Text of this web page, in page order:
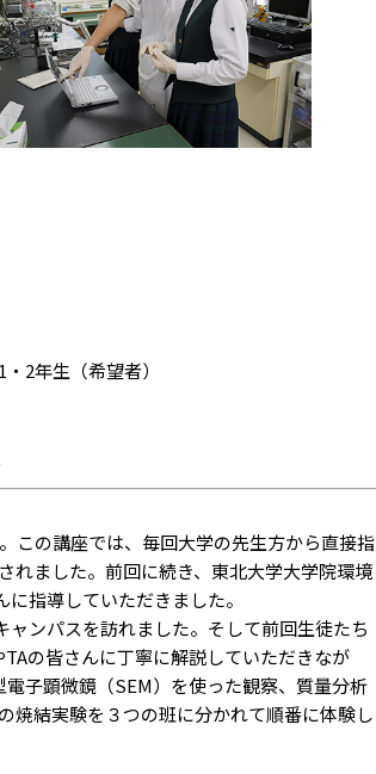
2年生（希望者）
この講座では、毎回大学の先生方から直接指
れました。前回に続き、東北大学大学院環境
指導していただきました。
ンパスを訪れました。そして前回生徒たち
の皆さんに丁寧に解説していただきなが
子顕微鏡（SEM）を使った観察、質量分析
焼結実験を３つの班に分かれて順番に体験し